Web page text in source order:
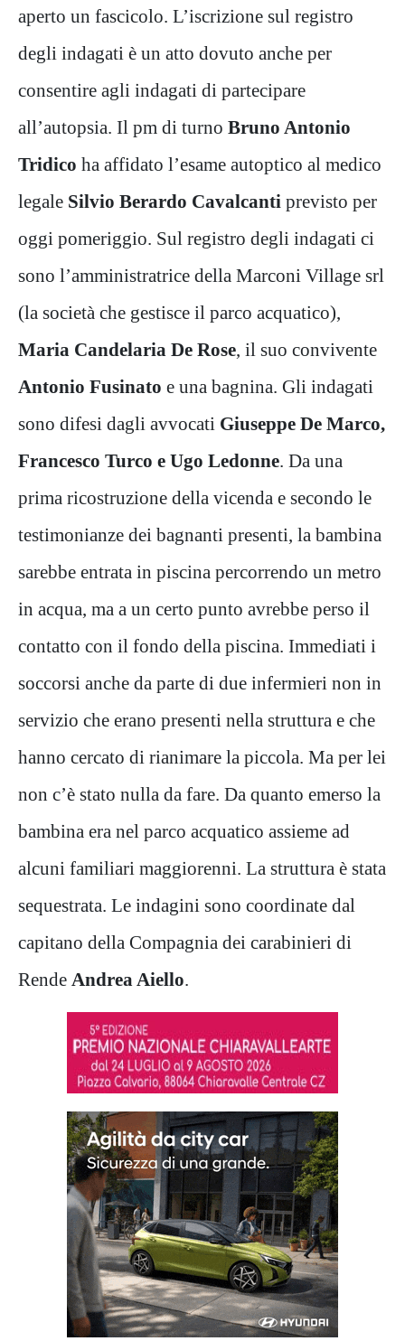
aperto un fascicolo. L’iscrizione sul registro
degli indagati è un atto dovuto anche per
consentire agli indagati di partecipare
all’autopsia. Il pm di turno Bruno Antonio
Tridico ha affidato l’esame autoptico al medico
legale Silvio Berardo Cavalcanti previsto per
oggi pomeriggio. Sul registro degli indagati ci
sono l’amministratrice della Marconi Village srl
(la società che gestisce il parco acquatico),
Maria Candelaria De Rose, il suo convivente
Antonio Fusinato e una bagnina. Gli indagati
sono difesi dagli avvocati Giuseppe De Marco,
Francesco Turco e Ugo Ledonne. Da una
prima ricostruzione della vicenda e secondo le
testimonianze dei bagnanti presenti, la bambina
sarebbe entrata in piscina percorrendo un metro
in acqua, ma a un certo punto avrebbe perso il
contatto con il fondo della piscina. Immediati i
soccorsi anche da parte di due infermieri non in
servizio che erano presenti nella struttura e che
hanno cercato di rianimare la piccola. Ma per lei
non c’è stato nulla da fare. Da quanto emerso la
bambina era nel parco acquatico assieme ad
alcuni familiari maggiorenni. La struttura è stata
sequestrata. Le indagini sono coordinate dal
capitano della Compagnia dei carabinieri di
Rende Andrea Aiello.